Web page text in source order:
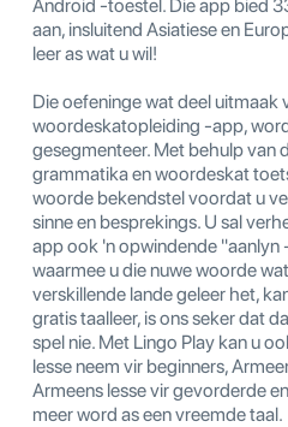
Android -toestel. Die app bied
aan, insluitend Asiatiese en
leer as wat u wil!
Die oefeninge wat deel uitmaak
woordeskatopleiding -app,
gesegmenteer. Met behulp van
grammatika en woordeskat
woorde bekendstel voordat u
sinne en besprekings. U sal
app ook 'n opwindende
waarmee u die nuwe woorde
verskillende lande geleer het,
gratis taalleer, is ons seker dat
spel nie. Met Lingo Play kan u
lesse neem vir beginners,
Armeens lesse vir gevorderde
meer word as een vreemde taal.